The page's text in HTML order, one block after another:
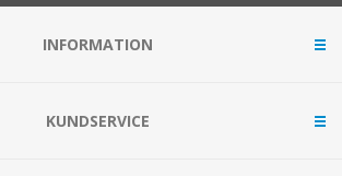
INFORMATION
KUNDSERVICE